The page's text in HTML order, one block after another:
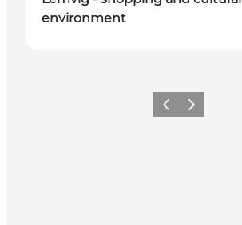
environment
Vorige Volgende